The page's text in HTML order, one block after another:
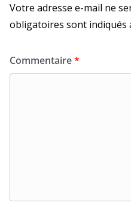
Votre adresse e-mail ne
obligatoires sont indiqués
Commentaire*